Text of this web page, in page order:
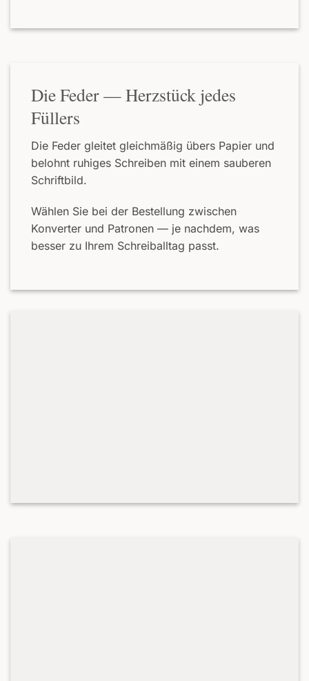
Die Feder — Herzstück jedes
Füllers
Die Feder gleitet gleichmäßig übers Papier und
belohnt ruhiges Schreiben mit einem sauberen
Schriftbild.
Wählen Sie bei der Bestellung zwischen
Konverter und Patronen — je nachdem, was
besser zu Ihrem Schreiballtag passt.